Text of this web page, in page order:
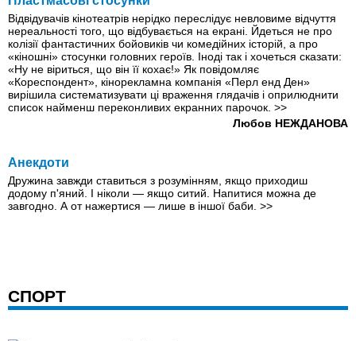
Відвідувачів кінотеатрів нерідко переслідує невловиме відчуття
нереальності того, що відбувається на екрані. Йдеться не про
колізії фантастичних бойовиків чи комедійних історій, а про
«кіношні» стосунки головних героїв. Іноді так і хочеться сказати:
«Ну не віриться, що він її кохає!» Як повідомляє
«Кореспондент», кінорекламна компанія «Перл енд Ден»
вирішила систематизувати ці враження глядачів і оприлюднити
список найменш переконливих екранних парочок. >>
Любов НЕЖДАНОВА
Анекдоти
Дружина завжди ставиться з розумінням, якщо приходиш
додому п'яний. І ніколи — якщо ситий. Напитися можна де
завгодно. А от нажертися — лише в іншої баби. >>
СПОРТ